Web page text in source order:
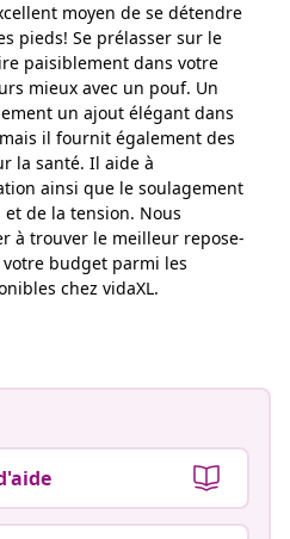
moyen de se détendre
pieds! Se prélasser sur le
paisiblement dans votre
mieux avec un pouf. Un
un ajout élégant dans
il fournit également des
la santé. Il aide à
ainsi que le soulagement
de la tension. Nous
à trouver le meilleur repose-
budget parmi les
chez vidaXL.